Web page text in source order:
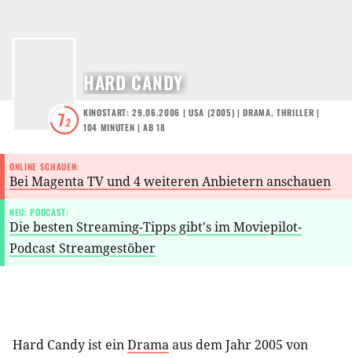
7.2
HARD CANDY
KINOSTART: 29.06.2006 | USA (2005) |DRAMA,THRILLER |
104 MINUTEN |AB 18
ONLINE SCHAUEN:
Bei Magenta TV und 4 weiteren Anbietern anschauen
NEU: PODCAST:
Die besten Streaming-Tipps gibt's im Moviepilot-
Podcast Streamgestöber
Hard Candy ist einDramaaus dem Jahr 2005 von